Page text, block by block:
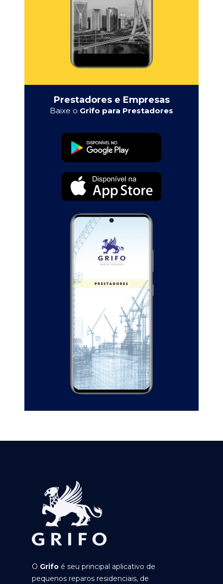
Prestadores e Empresas
Baixe o Grifo para Prestadores
O Grifo é seu principal aplicativo de
pequenos reparos residenciais, de